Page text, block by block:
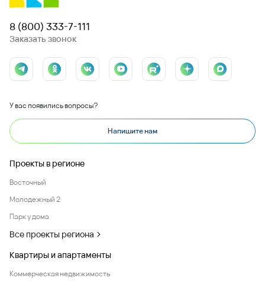
8 (800) 333-7-111
Заказать звонок
У вас появились вопросы?
Напишите нам
Проекты в регионе
Восточный
Молодежный 2
Парк у дома
Все проекты региона
Квартиры и апартаменты
Коммерческая недвижимость